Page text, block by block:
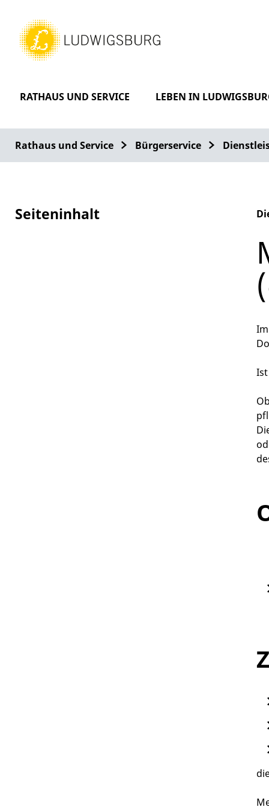
RATHAUS UND SERVICE LEBEN IN
Rathaus und Service Bürgerservice
Seiteninhalt